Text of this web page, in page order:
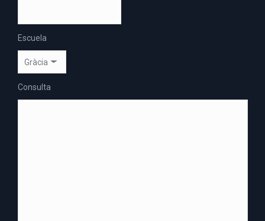
Escuela
Consulta